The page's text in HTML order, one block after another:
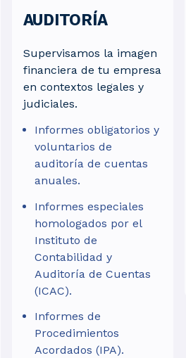
AUDITORÍA
Supervisamos la imagen
financiera de tu empresa
en contextos legales y
judiciales.
Informes obligatorios y
voluntarios de
auditoría de cuentas
anuales.
Informes especiales
homologados por el
Instituto de
Contabilidad y
Auditoría de Cuentas
(ICAC).
Informes de
Procedimientos
Acordados (IPA).